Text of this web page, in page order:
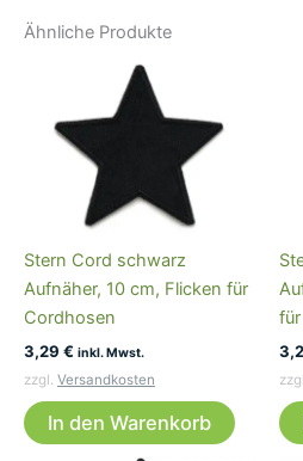
Ähnliche Produkte
Stern Cord schwarz
Aufnäher, 10 cm, Flicken für
Cordhosen
3,29 € inkl. Mwst.
zzgl. Versandkosten
In den Warenkorb